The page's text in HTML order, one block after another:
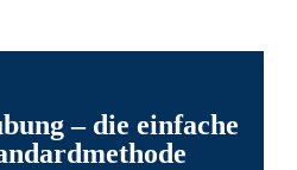
– die einfache